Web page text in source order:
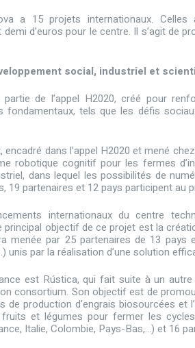
a 15 projets internationaux.
d’euros pour le centre. Il s’agit de
social, industriel et
de l’appel H2020, créé pour
fondamentaux, tels que les défis
dans l’appel H2020 et mené
robotique cognitif pour les fermes
dans lequel les possibilités de
partenaires et 12 pays participent au
internationaux du centre
principal objectif de ce projet est la
menée par 25 partenaires de 13 pays
unis par la réalisation d’une solution
est Rústica, qui fait suite à un
consortium. Son objectif est de
production d’engrais biosourcées et
et légumes pour fermer les
Italie, Colombie, Pays-Bas,…) et 16